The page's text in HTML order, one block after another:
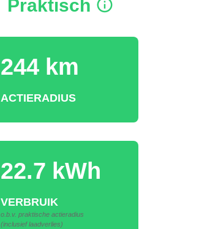
Praktisch
244 km
ACTIERADIUS
22.7 kWh
VERBRUIK
o.b.v. praktische actieradius
(inclusief laadverlies)